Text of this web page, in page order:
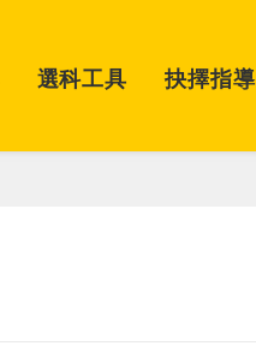
選科工具 抉擇指導